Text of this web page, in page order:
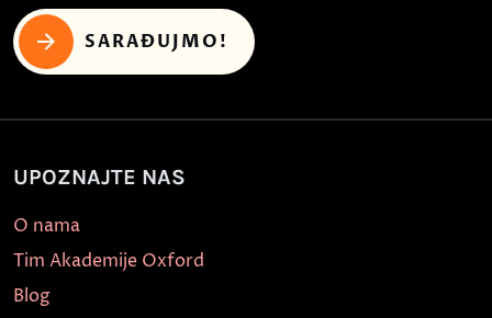
SARAĐUJMO!
UPOZNAJTE NAS
O nama
Tim Akademije Oxford
Blog